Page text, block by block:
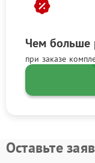
Чем больше
при заказе
Оставьте